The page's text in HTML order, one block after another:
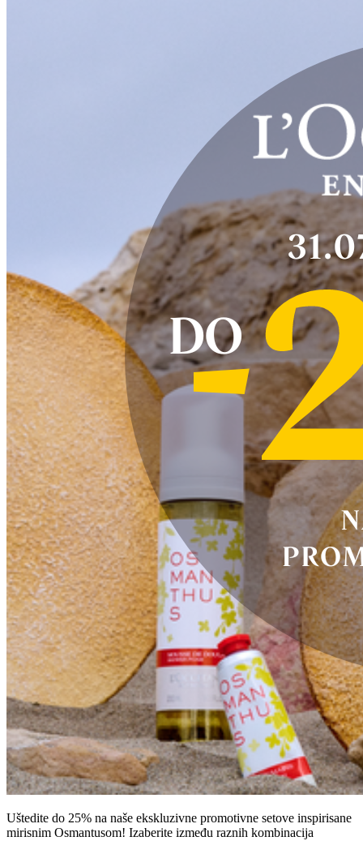
Uštedite do 25% na naše ekskluzivne promotivne setove inspirisane
mirisnim Osmantusom! Izaberite između raznih kombinacija